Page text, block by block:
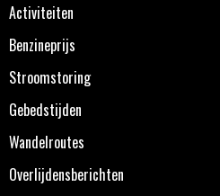
Activiteiten
Benzineprijs
Stroomstoring
Gebedstijden
Wandelroutes
Overlijdensberichten